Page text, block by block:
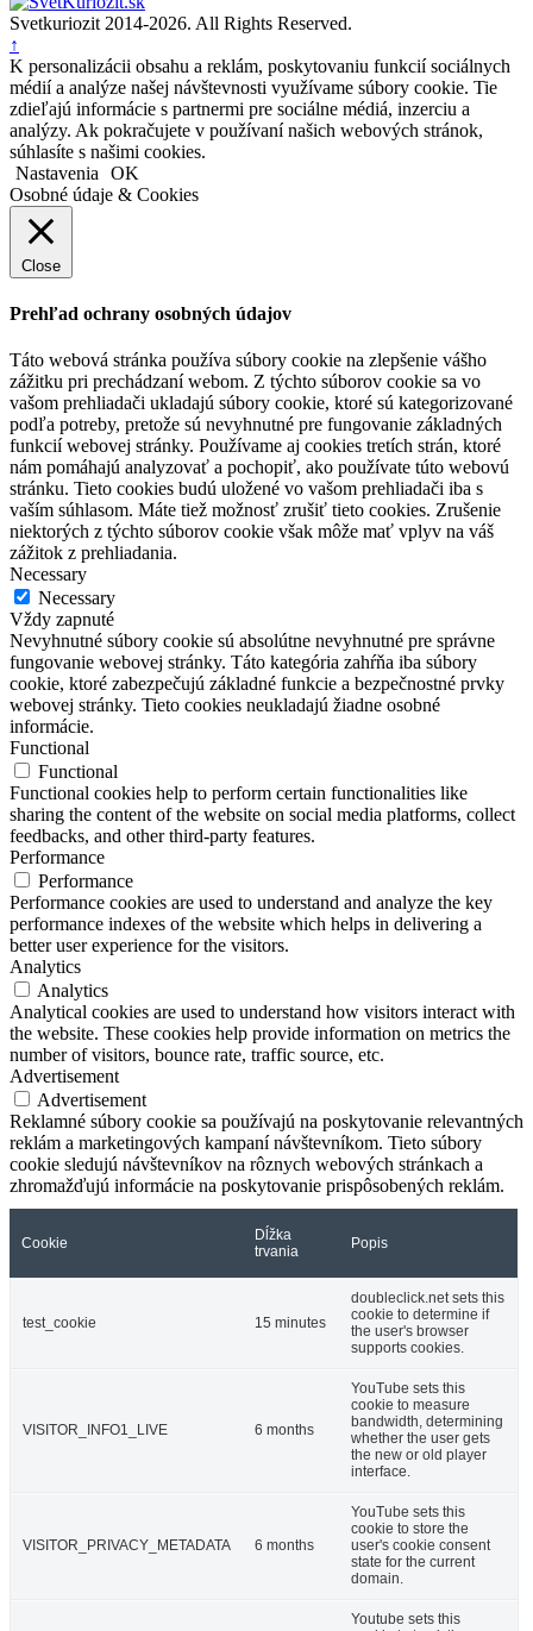
Svetkuriozit 2014-2026. All Rights Reserved.
↑
K personalizácii obsahu a reklám, poskytovaniu funkcií sociálnych
médií a analýze našej návštevnosti využívame súbory cookie. Tie
zdieľajú informácie s partnermi pre sociálne médiá, inzerciu a
analýzy. Ak pokračujete v používaní našich webových stránok,
súhlasíte s našimi cookies.
Nastavenia
OK
Osobné údaje & Cookies
Close
Prehľad ochrany osobných údajov
Táto webová stránka používa súbory cookie na zlepšenie vášho
zážitku pri prechádzaní webom. Z týchto súborov cookie sa vo
vašom prehliadači ukladajú súbory cookie, ktoré sú kategorizované
podľa potreby, pretože sú nevyhnutné pre fungovanie základných
funkcií webovej stránky. Používame aj cookies tretích strán, ktoré
nám pomáhajú analyzovať a pochopiť, ako používate túto webovú
stránku. Tieto cookies budú uložené vo vašom prehliadači iba s
vaším súhlasom. Máte tiež možnosť zrušiť tieto cookies. Zrušenie
niektorých z týchto súborov cookie však môže mať vplyv na váš
zážitok z prehliadania.
Necessary
Necessary
Vždy zapnuté
Nevyhnutné súbory cookie sú absolútne nevyhnutné pre správne
fungovanie webovej stránky. Táto kategória zahŕňa iba súbory
cookie, ktoré zabezpečujú základné funkcie a bezpečnostné prvky
webovej stránky. Tieto cookies neukladajú žiadne osobné
informácie.
Functional
Functional
Functional cookies help to perform certain functionalities like
sharing the content of the website on social media platforms, collect
feedbacks, and other third-party features.
Performance
Performance
Performance cookies are used to understand and analyze the key
performance indexes of the website which helps in delivering a
better user experience for the visitors.
Analytics
Analytics
Analytical cookies are used to understand how visitors interact with
the website. These cookies help provide information on metrics the
number of visitors, bounce rate, traffic source, etc.
Advertisement
Advertisement
Reklamné súbory cookie sa používajú na poskytovanie relevantných
reklám a marketingových kampaní návštevníkom. Tieto súbory
cookie sledujú návštevníkov na rôznych webových stránkach a
zhromažďujú informácie na poskytovanie prispôsobených reklám.
Cookie
Dĺžka
trvania
Popis
test_cookie 15 minutes
doubleclick.net sets this
cookie to determine if
the user's browser
supports cookies.
VISITOR_INFO1_LIVE 6 months
YouTube sets this
cookie to measure
bandwidth, determining
whether the user gets
the new or old player
interface.
VISITOR_PRIVACY_METADATA 6 months
YouTube sets this
cookie to store the
user's cookie consent
state for the current
domain.
Youtube sets this